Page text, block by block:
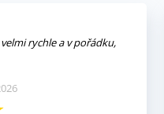
rychle a v pořádku,